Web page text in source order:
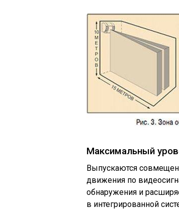
Максимальный
Выпускаются
движения по
обнаружения и
в интегрированной